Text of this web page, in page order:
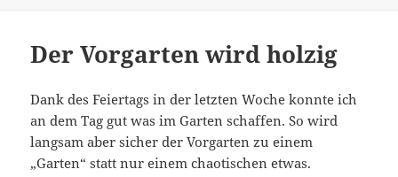
Der Vorgarten wird holzig
Dank des Feiertags in der letzten Woche konnte ich
an dem Tag gut was im Garten schaffen. So wird
langsam aber sicher der Vorgarten zu einem
„Garten“ statt nur einem chaotischen etwas.